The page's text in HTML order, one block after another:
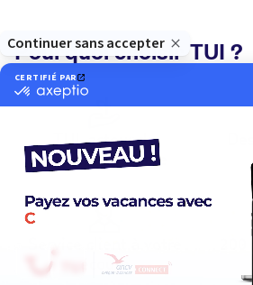
Pourquoi choisir TUI ?
TUI, acteur du
tourisme durable
écoute